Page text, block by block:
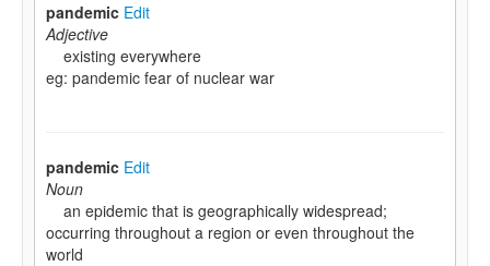
pandemic Edit
Adjective
existing everywhere
eg: pandemic fear of nuclear war
pandemic Edit
Noun
an epidemic that is geographically widespread;
occurring throughout a region or even throughout the
world